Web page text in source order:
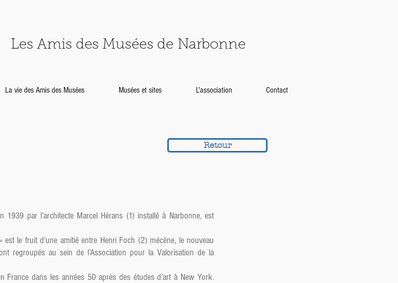
Les Amis des Musées de Narbonne
La vie des Amis des Musées Musées et sites L'association Contact
Retour
1939 par l’architecte Marcel Hérans (1) installé à Narbonne, est
le fruit d’une amitié entre Henri Foch (2) mécène, le nouveau
regroupés au sein de l’Association pour la Valorisation de la
France dans les années 50 après des études d’art à New York.